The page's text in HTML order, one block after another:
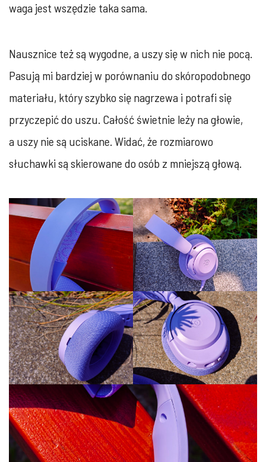
waga jest wszędzie taka sama.
Nausznice też są wygodne, a uszy się w nich nie pocą.
Pasują mi bardziej w porównaniu do skóropodobnego
materiału, który szybko się nagrzewa i potrafi się
przyczepić do uszu. Całość świetnie leży na głowie,
a uszy nie są uciskane. Widać, że rozmiarowo
słuchawki są skierowane do osób z mniejszą głową.